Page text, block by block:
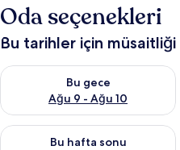
Oda seçenekleri
Bu tarihler için
Bu gece
Ağu 9 - Ağu 10
Bu gece için müsaitliği kontrol
Bu hafta sonu
Bu hafta sonu için müsaitliği